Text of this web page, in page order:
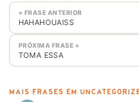
« FRASE ANTERIOR
HAHAHOUAISS
PRÓXIMA FRASE »
TOMA ESSA
MAIS FRASES EM